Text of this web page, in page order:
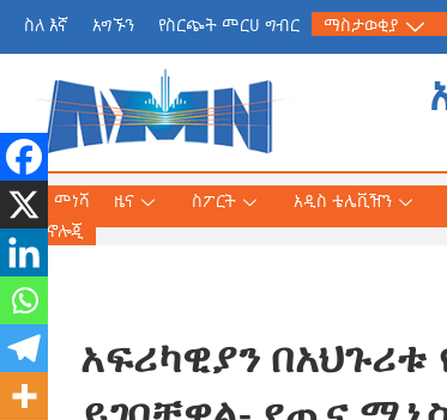
ስለ እኛ አግኙን የስርጭት መርሀ ግብር ማስታወቂያ
መነሻ ዜና ስፖርት አዲስ ቴሌቪዥን
የጠቅላይ
«መደመር»
ለንባብ ይበቃል
ቴክኖሎጂ
አፍሪካዊያን